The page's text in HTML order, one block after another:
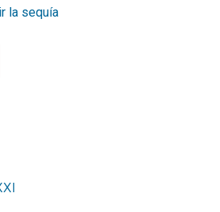
la sequía